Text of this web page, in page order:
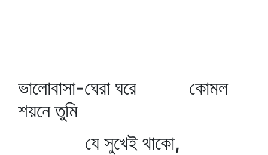
ভালোবাসা-ঘেরা ঘরে কোমল
শয়নে তুমি
যে সুখেই থাকো,